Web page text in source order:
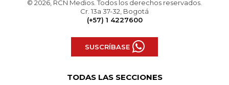
© 2026, RCN Medios. Todos los derechos reservados.
Cr. 13a 37-32, Bogotá
(+57) 1 4227600
SUSCRÍBASE
TODAS LAS SECCIONES